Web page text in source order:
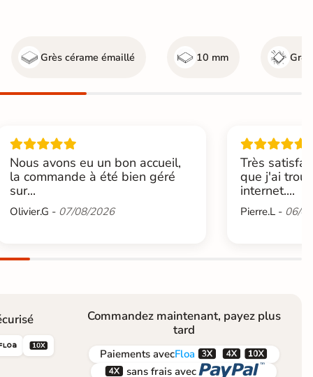
Grès cérame émaillé 10 mm Gr4
Nous avons eu un bon accueil,
la commande à été bien géré
sur...
Olivier.G - 07/08/2026
Très
que j'ai
internet....
Pierre.L - 06/

Commandez maintenant, payez plus
tard
PaiementsavecFloa  
 sans frais avec 